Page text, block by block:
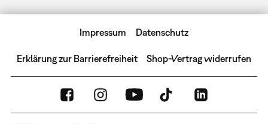
Impressum Datenschutz
Erklärung zur Barrierefreiheit Shop-Vertrag widerrufen